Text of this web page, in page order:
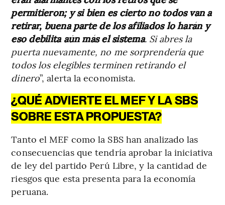
permitieron; y si bien es cierto no todos van a
retirar, buena parte de los afiliados lo harán y
eso debilita aún más el sistema. Si abres la
puerta nuevamente, no me sorprendería que
todos los elegibles terminen retirando el
dinero”, alerta la economista.
¿QUÉ ADVIERTE EL MEF Y LA SBS
SOBRE ESTA PROPUESTA?
Tanto el MEF como la SBS han analizado las
consecuencias que tendría aprobar la iniciativa
de ley del partido Perú Libre, y la cantidad de
riesgos que esta presenta para la economía
peruana.